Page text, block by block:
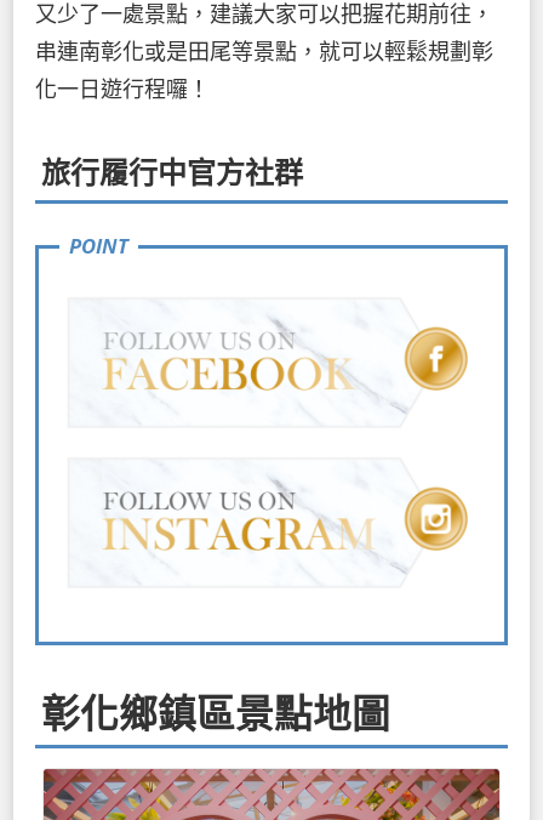
又少了一處景點，建議大家可以把握花期前往，
串連南彰化或是田尾等景點，就可以輕鬆規劃彰
化一日遊行程囉！
旅行履行中官方社群
彰化鄉鎮區景點地圖